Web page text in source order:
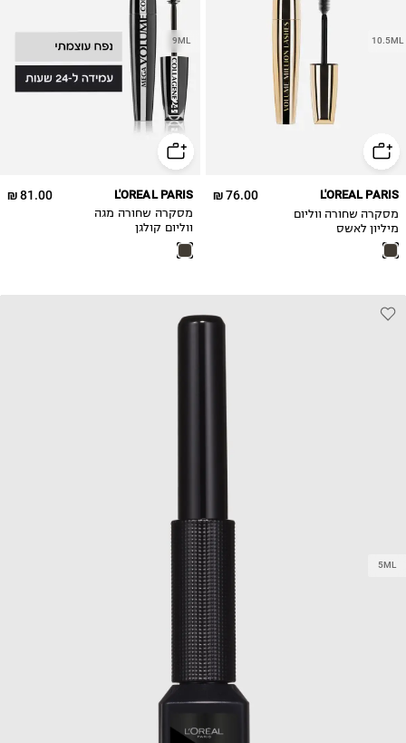
10.5ML
76.00 ₪ L'OREAL PARIS
מסקרה שחורה ווליום
מיליון לאשס
Volume Million
Lashes
9ML
81.00 ₪ L'OREAL PARIS
מסקרה שחורה מגה
ווליום קולגן
5ML